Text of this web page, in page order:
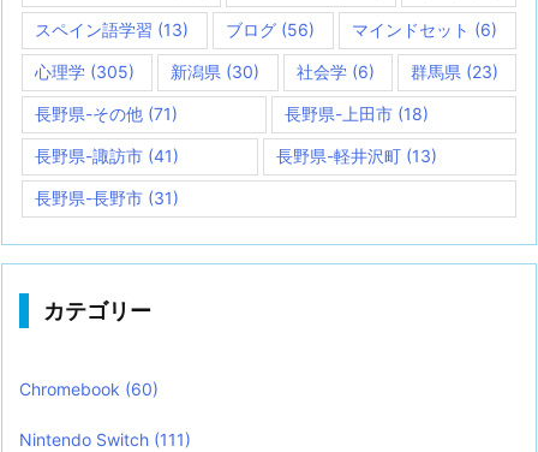
スペイン語学習 (13) ブログ (56) マインドセット (6)
心理学 (305) 新潟県 (30) 社会学(6) 群馬県(23)
長野県-その他 (71) 長野県-上田市(18)
長野県-諏訪市 (41) 長野県-軽井沢町 (13)
長野県-長野市 (31)
カテゴリー
Chromebook (60)
Nintendo Switch (111)